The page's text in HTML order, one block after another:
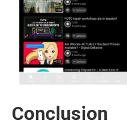
Conclusion